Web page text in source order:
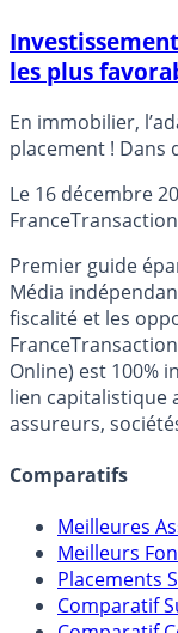
les plus
En immobilier,
placement ! Dans
Le 16 décembre
France
Premier guide
Média
fiscalité et les
Online) est 100%
lien capitalistique
assureurs,
Comparatifs
Meilleures
Meilleurs
Placements
Comparatif